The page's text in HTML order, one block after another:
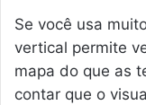
Se você usa
vertical permite
mapa do que as
contar que o